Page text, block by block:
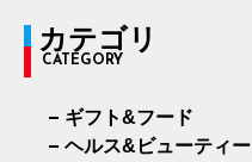
カテゴリ
CATEGORY
ギフト&フード
ヘルス&ビューティー